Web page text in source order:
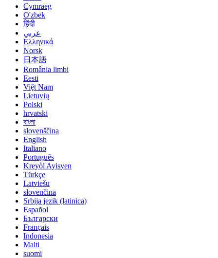
Cymraeg
O'zbek
हिंदी
عربي
Ελληνικά
Norsk
日本語
România limbi
Eesti
Việt Nam
Lietuvių
Polski
hrvatski
বাংলা
slovenščina
English
Italiano
Português
Kreyòl Ayisyen
Türkçe
Latviešu
slovenčina
Srbija jezik (latinica)
Español
Български
Français
Indonesia
Malti
suomi